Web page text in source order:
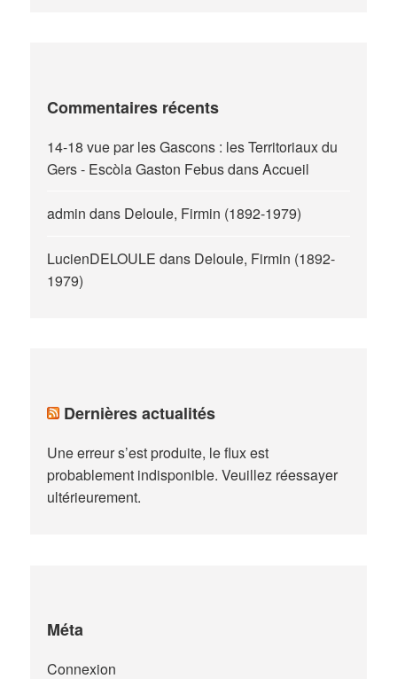
Commentaires récents
14-18 vue par les Gascons : les Territoriaux du
Gers - Escòla Gaston FebusdansAccueil
admin dans Deloule, Firmin (1892-1979)
LucienDELOULE dans Deloule, Firmin (1892-
1979)
Dernières actualités
Une erreur s’est produite, le flux est
probablement indisponible. Veuillez réessayer
ultérieurement.
Méta
Connexion